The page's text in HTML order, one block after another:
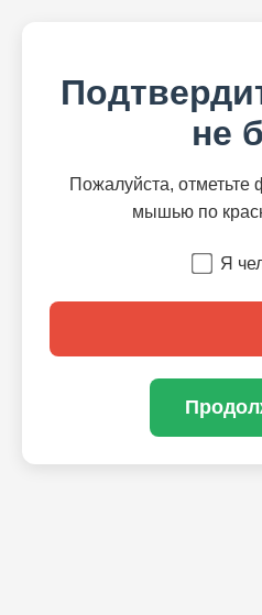
не
Пожалуйста, отметьте
мышью по
Я